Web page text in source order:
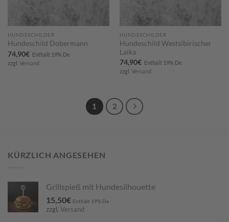
HUNDESCHILDER
Hundeschild Dobermann
74,90€ Enthält 19% De
zzgl. Versand
HUNDESCHILDER
Hundeschild Westsibirischer
Laika
74,90€ Enthält 19% De
zzgl. Versand
1 2
KÜRZLICH ANGESEHEN
Grillspieß mit Hundesilhouette
15,50€ Enthält 19% De
zzgl. Versand